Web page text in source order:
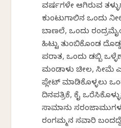
ವರ್ಷಗಳೇ ಆಗಿರುವ
ಕುಂಟುಗಾಲಿನ ಒಂದು
ಬಾಣಲೆ, ಒಂದು
ಹಿಟ್ಟು ತುಂಬಿಕೊಂಡ
ಪರಾತ, ಒಂದು ಡಬ್ಬಿ
ಮಂಡಾಳು ಚೀಲ, ಸೀಮೆ
ಪ್ಲೇಟ್ ಮಾಡಿಕೊಳ್ಳಲು
ದಿನಪತ್ರಿಕೆ, ಕೈ
ಸಾಮಾನು
ರಂಗಮ್ಮನ ಸವಾರಿ